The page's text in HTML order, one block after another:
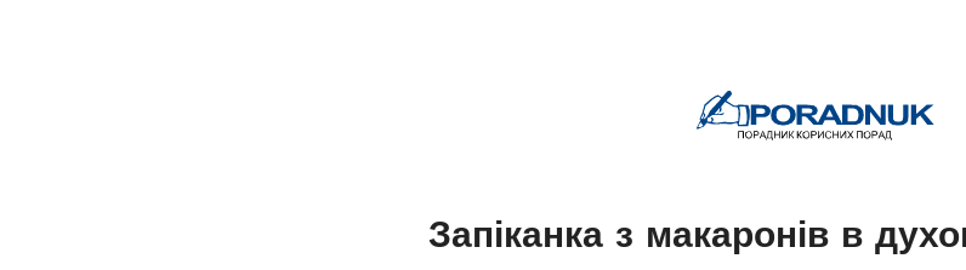
Запіканка з макаронів в